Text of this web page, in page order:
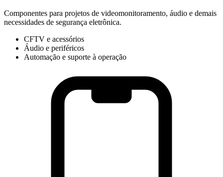
Componentes para projetos de videomonitoramento, áudio e demais
necessidades de segurança eletrônica.
CFTV e acessórios
Áudio e periféricos
Automação e suporte à operação